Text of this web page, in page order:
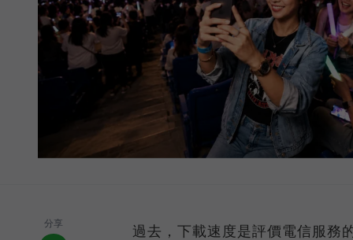
分享 過去，下載速度是評價電信服務